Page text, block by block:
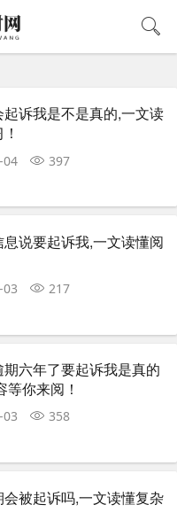
诉我是不是真的,一文读
04 397
息说要起诉我,一文读懂阅
03 217
六年了要起诉我是真的
等你来阅！
03 358
被起诉吗,一文读懂复杂